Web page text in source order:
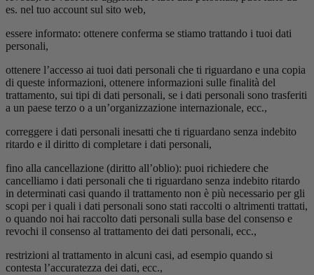
es. nel tuo account sul sito web,
essere informato: ottenere conferma se stiamo trattando i tuoi dati
personali,
ottenere l’accesso ai tuoi dati personali che ti riguardano e una copia
di queste informazioni, ottenere informazioni sulle finalità del
trattamento, sui tipi di dati personali, se i dati personali sono trasferiti
a un paese terzo o a un’organizzazione internazionale, ecc.,
correggere i dati personali inesatti che ti riguardano senza indebito
ritardo e il diritto di completare i dati personali,
fino alla cancellazione (diritto all’oblio): puoi richiedere che
cancelliamo i dati personali che ti riguardano senza indebito ritardo
in determinati casi quando il trattamento non è più necessario per gli
scopi per i quali i dati personali sono stati raccolti o altrimenti trattati,
o quando noi hai raccolto dati personali sulla base del consenso e
revochi il consenso al trattamento dei dati personali, ecc.,
restrizioni al trattamento in alcuni casi, ad esempio quando si
contesta l’accuratezza dei dati, ecc.,